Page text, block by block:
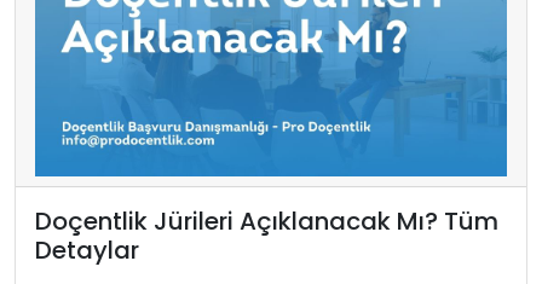
Doçentlik Jürileri Açıklanacak Mı? Tüm
Detaylar